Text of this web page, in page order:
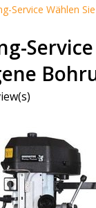
Service Wählen